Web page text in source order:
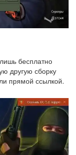
бесплатно
другую сборку
прямой ссылкой.